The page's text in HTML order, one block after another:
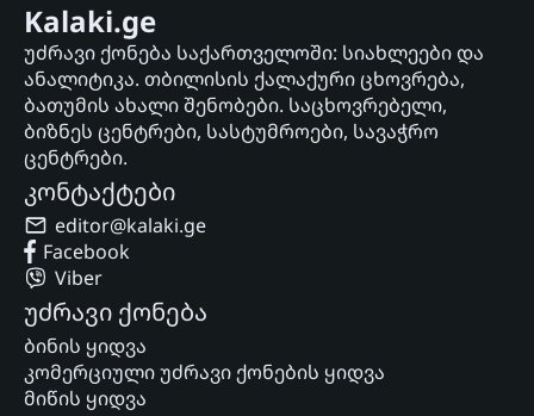
Kalaki.ge
უძრავი ქონება საქართველოში: სიახლეები და
ანალიტიკა. თბილისის ქალაქური ცხოვრება,
ბათუმის ახალი შენობები. საცხოვრებელი,
ბიზნეს ცენტრები, სასტუმროები, სავაჭრო
ცენტრები.
კონტაქტები
editor@kalaki.ge
Facebook
Viber
უძრავი ქონება
ბინის ყიდვა
კომერციული უძრავი ქონების ყიდვა
მიწის ყიდვა